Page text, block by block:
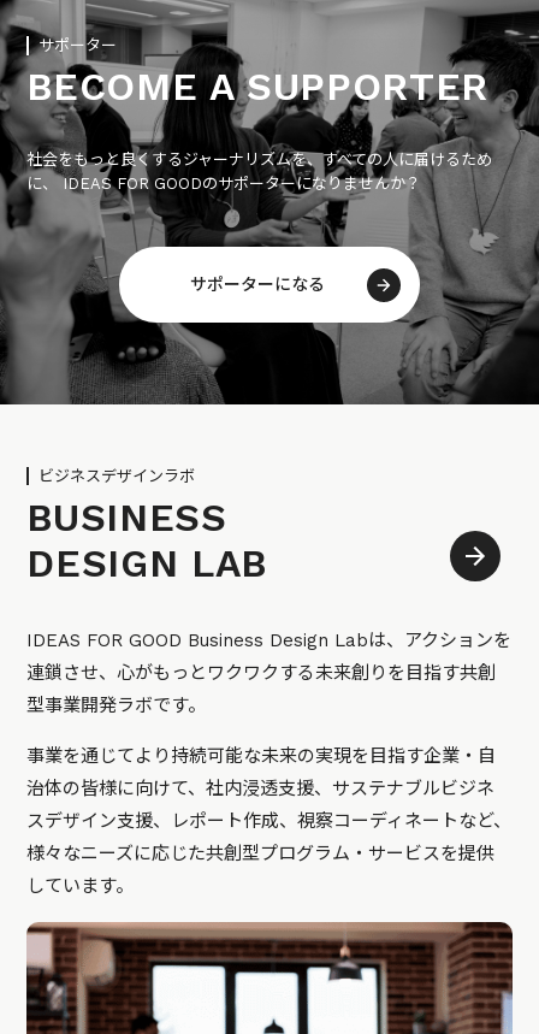
サポーター
BECOME A SUPPORTER
社会をもっと良くするジャーナリズムを、すべての人に届けるため
に、 IDEAS FOR GOODのサポーターになりませんか？
サポーターになる
ビジネスデザインラボ
BUSINESS
DESIGN LAB
IDEAS FOR GOOD Business Design Labは、アクションを
連鎖させ、心がもっとワクワクする未来創りを目指す共創
型事業開発ラボです。
事業を通じてより持続可能な未来の実現を目指す企業・自
治体の皆様に向けて、社内浸透支援、サステナブルビジネ
スデザイン支援、レポート作成、視察コーディネートなど、
様々なニーズに応じた共創型プログラム・サービスを提供
しています。